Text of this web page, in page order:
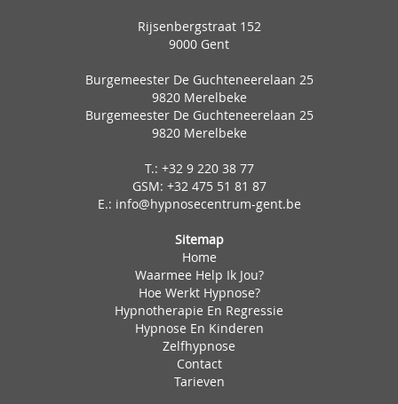
Rijsenbergstraat 152
9000 Gent
Burgemeester De Guchteneerelaan 25
9820 Merelbeke
Burgemeester De Guchteneerelaan 25
9820 Merelbeke
T.: +32 9 220 38 77
GSM: +32 475 51 81 87
E.: info@hypnosecentrum-gent.be
Sitemap
Home
Waarmee Help Ik Jou?
Hoe Werkt Hypnose?
Hypnotherapie En Regressie
Hypnose En Kinderen
Zelfhypnose
Contact
Tarieven